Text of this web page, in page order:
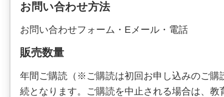
お問い合わせ方法
お問い合わせフォーム・Eメール・電話
販売数量
年間ご購読（※ご購読は初回お申し込みのご購
続となります。ご購読を中止される場合は、教